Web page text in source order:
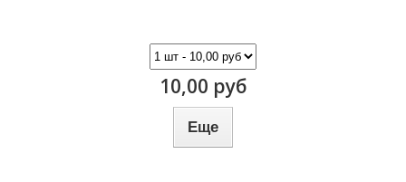
10,00 руб
Еще